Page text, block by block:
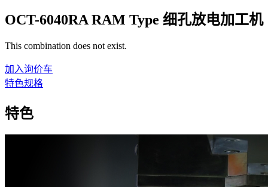
OCT-6040RA RAM Type 细孔放电加工机
This combination does not exist.
加入询价车
特色规格
特色